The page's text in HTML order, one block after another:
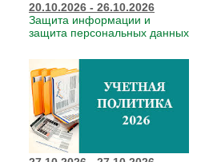
20.10.2026 - 26.10.2026
Защита информации и
защита персональных данных